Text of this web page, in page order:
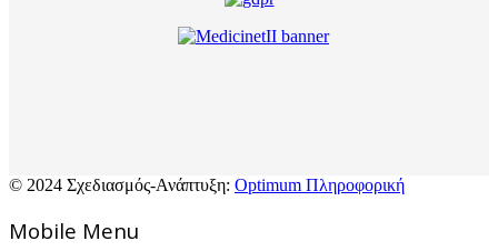
© 2024 Σχεδιασμός-Ανάπτυξη: Optimum Πληροφορική
Mοbile Menu